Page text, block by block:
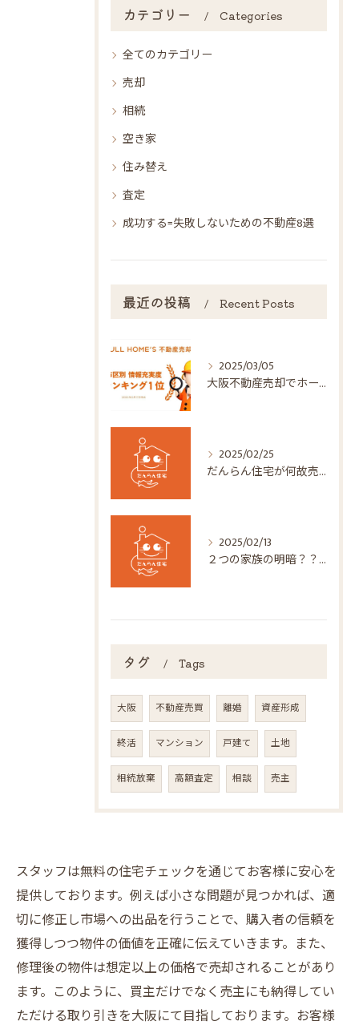
カテゴリー Categories
全てのカテゴリー
売却
相続
空き家
住み替え
査定
成功する=失敗しないための不動産8選
最近の投稿 Recent Posts
2025/03/05
大阪不動産売却でホームズからナンバー１！だんらん住宅株式会社
2025/02/25
だんらん住宅が何故売主様のお役に立てるのか？
2025/02/13
２つの家族の明暗？？？（ナント６１５万円の差が！）
タグ Tags
大阪 不動産売買 離婚 資産形成
終活 マンション 戸建て 土地
相続放棄 高額査定 相談 売主
スタッフは無料の住宅チェックを通じてお客様に安心を
提供しております。例えば小さな問題が見つかれば、適
切に修正し市場への出品を行うことで、購入者の信頼を
獲得しつつ物件の価値を正確に伝えていきます。また、
修理後の物件は想定以上の価格で売却されることがあり
ます。このように、買主だけでなく売主にも納得してい
ただける取り引きを大阪にて目指しております。お客様